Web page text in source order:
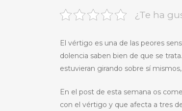
¿Te ha
El vértigo es una de las peores
dolencia saben bien de que se
estuvieran girando sobre sí
En el post de esta semana os
con el vértigo y que afecta a tres